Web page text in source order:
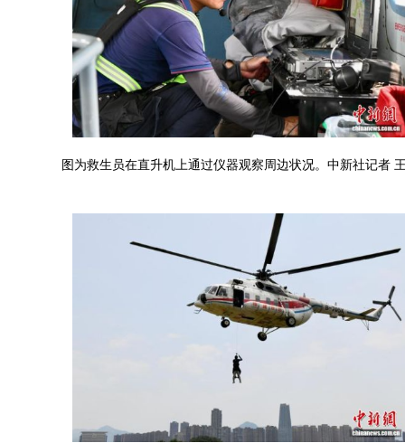
图为救生员在直升机上通过仪器观察周边状况。中新社记者